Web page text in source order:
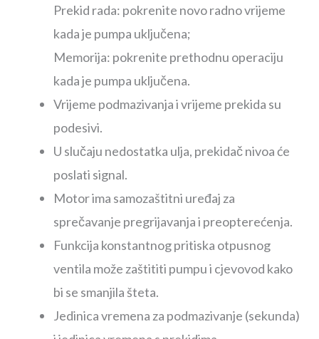
Prekid rada: pokrenite novo radno vrijeme
kada je pumpa uključena;
Memorija: pokrenite prethodnu operaciju
kada je pumpa uključena.
Vrijeme podmazivanja i vrijeme prekida su
podesivi.
U slučaju nedostatka ulja, prekidač nivoa će
poslati signal.
Motor ima samozaštitni uređaj za
sprečavanje pregrijavanja i preopterećenja.
Funkcija konstantnog pritiska otpusnog
ventila može zaštititi pumpu i cjevovod kako
bi se smanjila šteta.
Jedinica vremena za podmazivanje (sekunda)